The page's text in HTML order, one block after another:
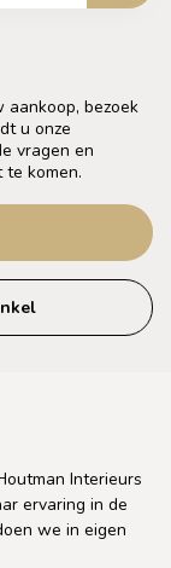
bezoek
u onze
vragen en
komen.
Interieurs
ervaring in de
we in eigen